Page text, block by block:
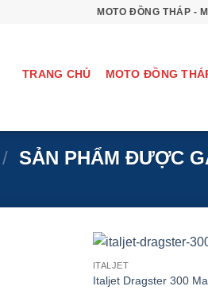
MOTO ĐỒNG THÁP -
TRANG CHỦ MOTO ĐỒNG
/ SẢN PHẨM ĐƯỢC
ITALJET
Italjet Dragster 300